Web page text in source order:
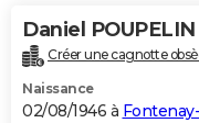
Daniel POUPELIN
Créer une cagnotte
Naissance
02/08/1946 à